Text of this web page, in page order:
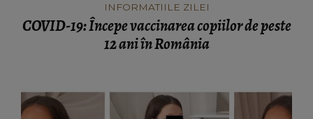
INFORMATIILE ZILEI
COVID-19: Începe vaccinarea copiilor de peste
12 ani în România